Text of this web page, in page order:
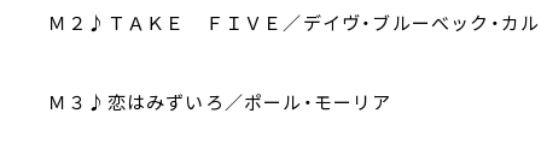
Ｍ２♪ＴＡＫＥ ＦＩＶＥ／デイヴ・ブルーべック・カ
Ｍ３♪恋はみずいろ／ポール・モーリア